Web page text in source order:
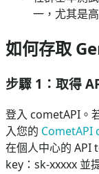
一，尤其是
如何存取
步驟 1：取得
登入 cometAPI。
入您的 CometAPI
在個人中心的 API
key：sk-xxxxx 並